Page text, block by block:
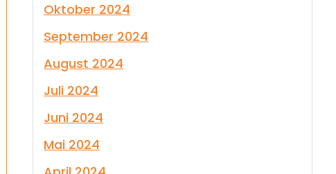
Oktober 2024
September 2024
August 2024
Juli 2024
Juni 2024
Mai 2024